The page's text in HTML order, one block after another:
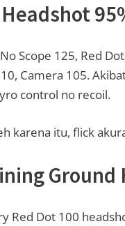
Scope 125, Red
Camera 105.
control no recoil.
karena itu, flick
Ground
Red Dot 100